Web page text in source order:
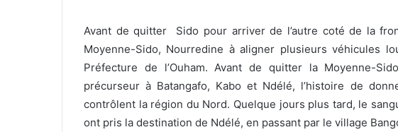
Avant de quitter Sido pour arriver de l’autre coté de la
Moyenne-Sido, Nourredine à aligner plusieurs véhicules
Préfecture de l’Ouham. Avant de quitter la Moyenne-
précurseur à Batangafo, Kabo et Ndélé, l’histoire de
contrôlent la région du Nord. Quelque jours plus tard, le
ont pris la destination de Ndélé, en passant par le village